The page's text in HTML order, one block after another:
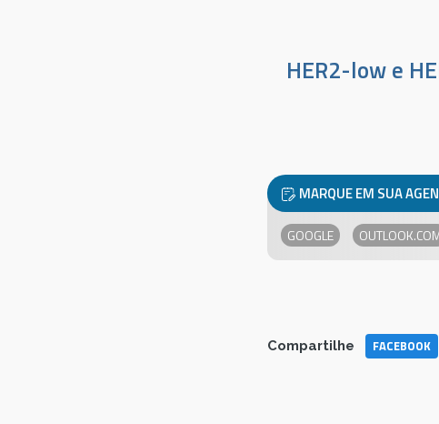
HER2-low e
MARQUE EM SUA
GOOGLE
Compartilhe FACEBOOK